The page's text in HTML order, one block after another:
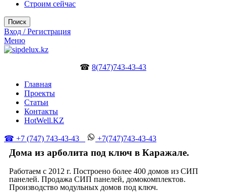
Строим сейчас
Поиск
Вход / Регистрация
Меню
☎ 8(747)743-43-43
Главная
Проекты
Статьи
Контакты
HotWell.KZ
☎ +7 (747) 743-43-43 +7(747)743-43-43
Дома из арболита под ключ в Каражале.
Работаем с 2012 г. Построено более 400 домов из СИП
панелей. Продажа СИП панелей, домокомплектов.
Производство модульных домов под ключ.